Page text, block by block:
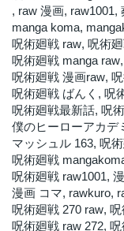
第239話
3年前
第237話
3年前
第235話
3年前
第233話
3年前
第231話
3年前
第229話
2年前
, raw 漫画, raw1001,
manga koma,
呪術廻戦 raw, 呪術
呪術廻戦 manga raw,
呪術廻戦 漫画raw,
呪術廻戦 ばんく , 呪
呪術廻戦最新話, 呪
僕のヒーローアカデ
マッシュル 163, 呪
呪術廻戦
呪術廻戦 raw1001,
漫画 コマ, rawkuro,
呪術廻戦 270 raw, 呪
呪術廻戦 raw 272, 呪